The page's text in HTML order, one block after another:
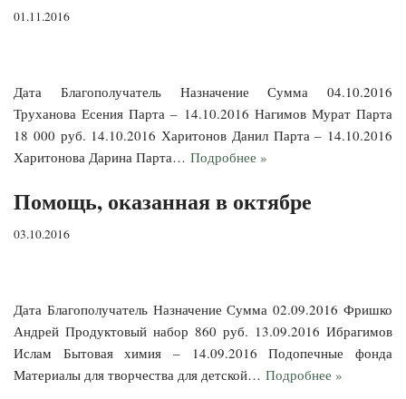
01.11.2016
Дата Благополучатель Назначение Сумма 04.10.2016
Труханова Есения Парта – 14.10.2016 Нагимов Мурат Парта
18 000 руб. 14.10.2016 Харитонов Данил Парта – 14.10.2016
Харитонова Дарина Парта… Подробнее »
Помощь, оказанная в октябре
03.10.2016
Дата Благополучатель Назначение Сумма 02.09.2016 Фришко
Андрей Продуктовый набор 860 руб. 13.09.2016 Ибрагимов
Ислам Бытовая химия – 14.09.2016 Подопечные фонда
Материалы для творчества для детской… Подробнее »